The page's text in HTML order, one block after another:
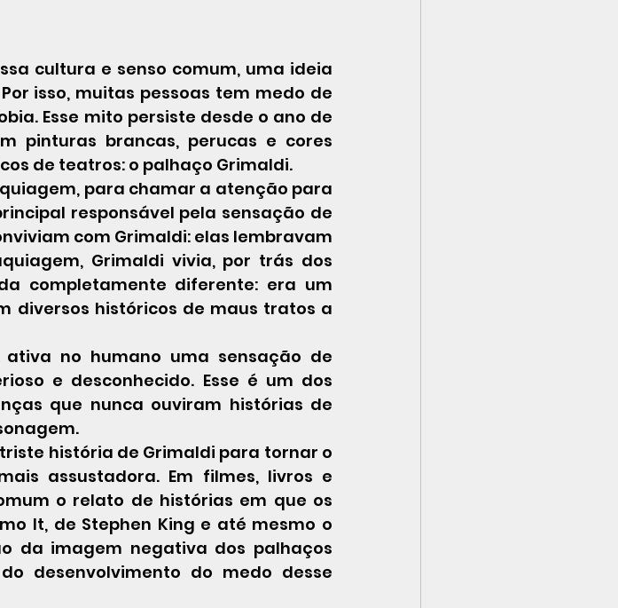
isso, muitas pessoas tem medo de
Esse mito persiste desde o ano de
pinturas brancas, perucas e cores
de teatros: o palhaço Grimaldi.
responsável pela sensação de
com Grimaldi: elas lembravam
Grimaldi vivia, por trás dos
completamente diferente: era um
diversos históricos de maus tratos a
no humano uma sensação de
e desconhecido. Esse é um dos
que nunca ouviram histórias de
assustadora. Em filmes, livros e
o relato de histórias em que os
It, de Stephen King e até mesmo o
da imagem negativa dos palhaços
desenvolvimento do medo desse